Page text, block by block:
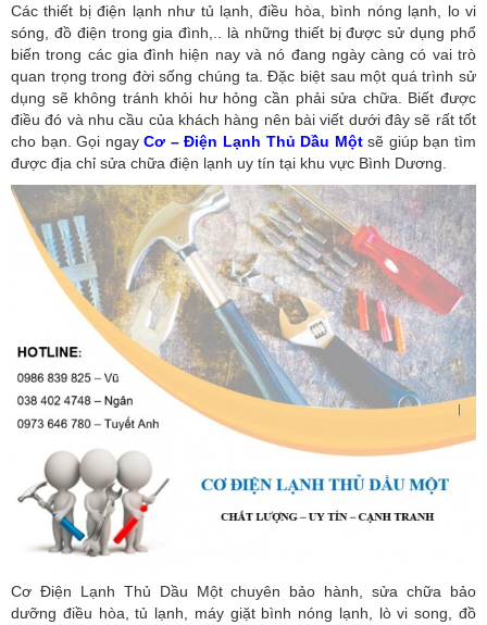
Các thiết bị điện lạnh như tủ lạnh, điều hòa, bình nóng lạnh, lo vi
sóng, đồ điện trong gia đình,.. là những thiết bị được sử dụng phổ
biến trong các gia đình hiện nay và nó đang ngày càng có vai trò
quan trọng trong đời sống chúng ta. Đặc biệt sau một quá trình sử
dụng sẽ không tránh khỏi hư hỏng cần phải sửa chữa. Biết được
điều đó và nhu cầu của khách hàng nên bài viết dưới đây sẽ rất tốt
cho bạn. Gọi ngayCơ – Điện Lạnh Thủ Dầu Một sẽ giúp bạn tìm
được địa chỉ sửa chữa điện lạnh uy tín tại khu vực Bình Dương.
Cơ Điện Lạnh Thủ Dầu Một chuyên bảo hành, sửa chữa bảo
dưỡng điều hòa, tủ lạnh, máy giặt bình nóng lạnh, lò vi song, đồ